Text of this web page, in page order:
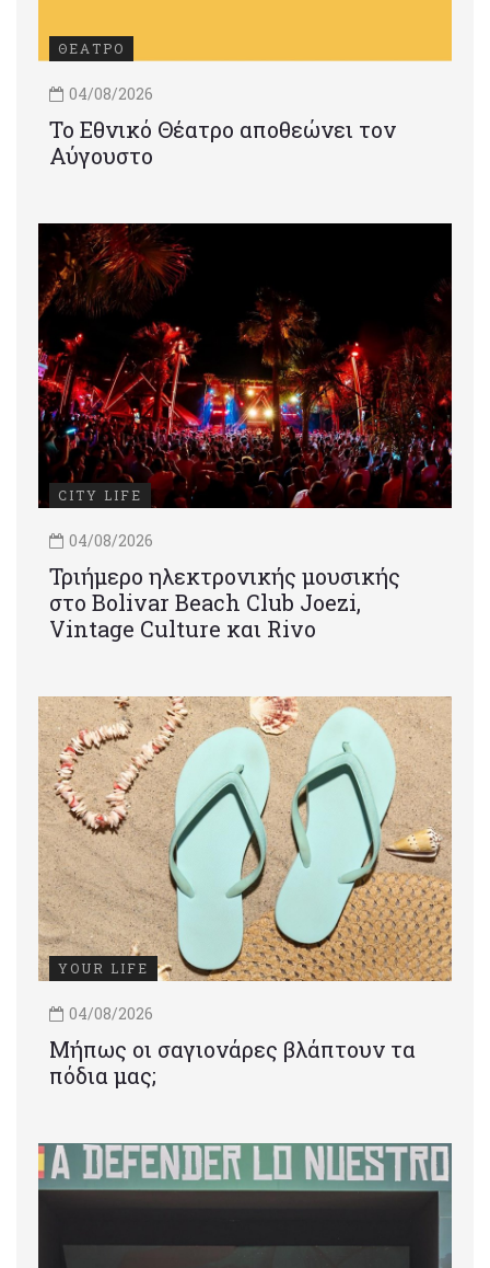
ΘΕΑΤΡΟ
04/08/2026
Το Εθνικό Θέατρο αποθεώνει τον
Αύγουστο
CITY LIFE
04/08/2026
Τριήμερο ηλεκτρονικής μουσικής
στο Bolivar Beach Club Joezi,
Vintage Culture και Rivo
YOUR LIFE
04/08/2026
Μήπως οι σαγιονάρες βλάπτουν τα
πόδια μας;